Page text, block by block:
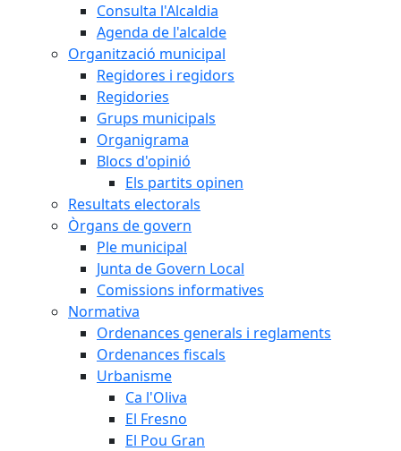
Consulta l'Alcaldia
Agenda de l'alcalde
Organització municipal
Regidores i regidors
Regidories
Grups municipals
Organigrama
Blocs d'opinió
Els partits opinen
Resultats electorals
Òrgans de govern
Ple municipal
Junta de Govern Local
Comissions informatives
Normativa
Ordenances generals i reglaments
Ordenances fiscals
Urbanisme
Ca l'Oliva
El Fresno
El Pou Gran